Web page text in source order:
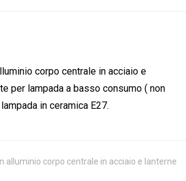
corpo centrale in acciaio e
per lampada a basso consumo ( non
in ceramica E27.
alluminio corpo centrale in acciaio e lanterne